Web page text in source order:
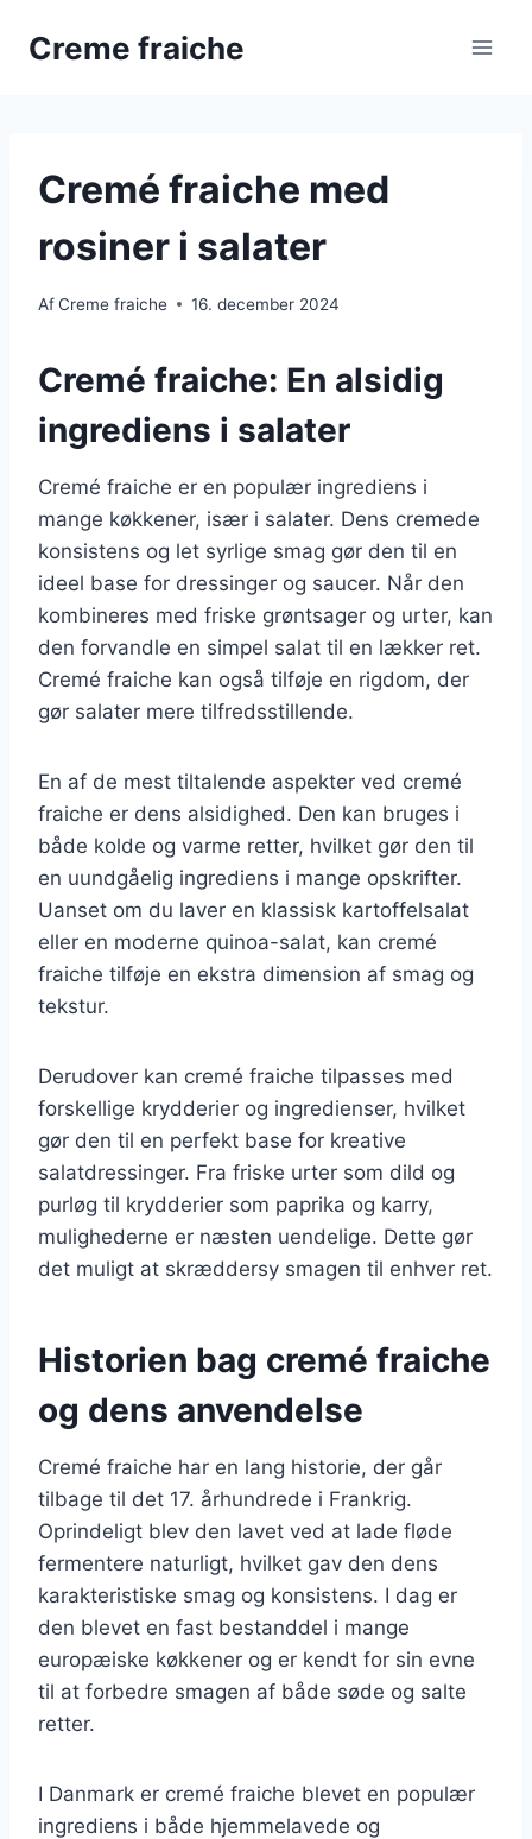
Creme fraiche
Cremé fraiche med
rosiner i salater
AfCreme fraiche 16. december 2024
Cremé fraiche: En alsidig
ingrediens i salater
Cremé fraiche er en populær ingrediens i
mange køkkener, især i salater. Dens cremede
konsistens og let syrlige smag gør den til en
ideel base for dressinger og saucer. Når den
kombineres med friske grøntsager og urter, kan
den forvandle en simpel salat til en lækker ret.
Cremé fraiche kan også tilføje en rigdom, der
gør salater mere tilfredsstillende.
En af de mest tiltalende aspekter ved cremé
fraiche er dens alsidighed. Den kan bruges i
både kolde og varme retter, hvilket gør den til
en uundgåelig ingrediens i mange opskrifter.
Uanset om du laver en klassisk kartoffelsalat
eller en moderne quinoa-salat, kan cremé
fraiche tilføje en ekstra dimension af smag og
tekstur.
Derudover kan cremé fraiche tilpasses med
forskellige krydderier og ingredienser, hvilket
gør den til en perfekt base for kreative
salatdressinger. Fra friske urter som dild og
purløg til krydderier som paprika og karry,
mulighederne er næsten uendelige. Dette gør
det muligt at skræddersy smagen til enhver ret.
Historien bag cremé fraiche
og dens anvendelse
Cremé fraiche har en lang historie, der går
tilbage til det 17. århundrede i Frankrig.
Oprindeligt blev den lavet ved at lade fløde
fermentere naturligt, hvilket gav den dens
karakteristiske smag og konsistens. I dag er
den blevet en fast bestanddel i mange
europæiske køkkener og er kendt for sin evne
til at forbedre smagen af både søde og salte
retter.
I Danmark er cremé fraiche blevet en populær
ingrediens i både hjemmelavede og